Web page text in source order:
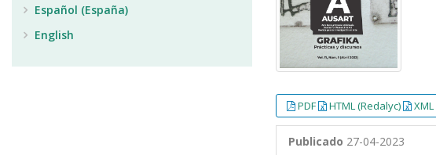
PDF HTML (Redalyc)
Publicado 27-04-2023
Español (España)
English